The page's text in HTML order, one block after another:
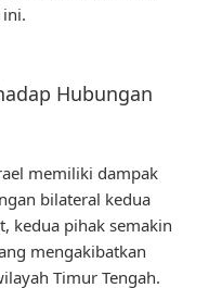
Hubungan
memiliki dampak
bilateral kedua
kedua pihak semakin
mengakibatkan
Timur Tengah.